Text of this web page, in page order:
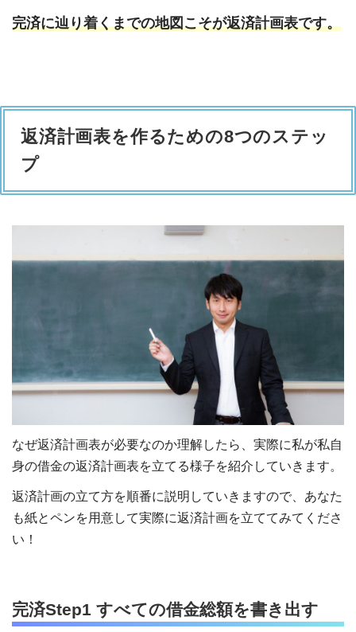
完済に辿り着くまでの地図こそが返済計画表です。
返済計画表を作るための8つのステッ
プ
なぜ返済計画表が必要なのか理解したら、実際に私が私自
身の借金の返済計画表を立てる様子を紹介していきます。
返済計画の立て方を順番に説明していきますので、あなた
も紙とペンを用意して実際に返済計画を立ててみてくださ
い！
完済Step1 すべての借金総額を書き出す